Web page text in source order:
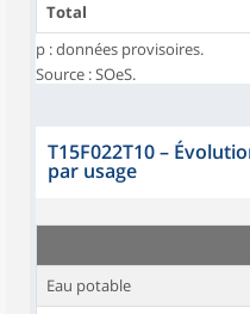
Total
p : données provisoires.
Source : SOeS.
T15F022T10–
par usage
Eau potable